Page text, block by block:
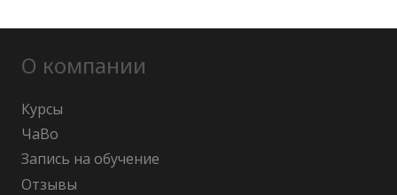
О компании
Курсы
ЧаВо
Запись на обучение
Отзывы